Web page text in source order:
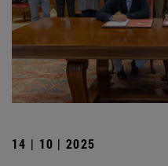
14 | 10 | 2025